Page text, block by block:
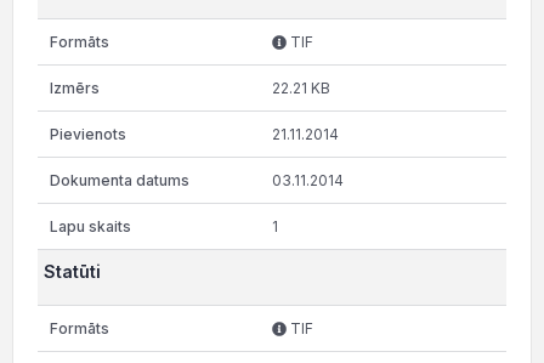
TIF
22.21 KB
21.11.2014
03.11.2014
1
Statūti
TIF